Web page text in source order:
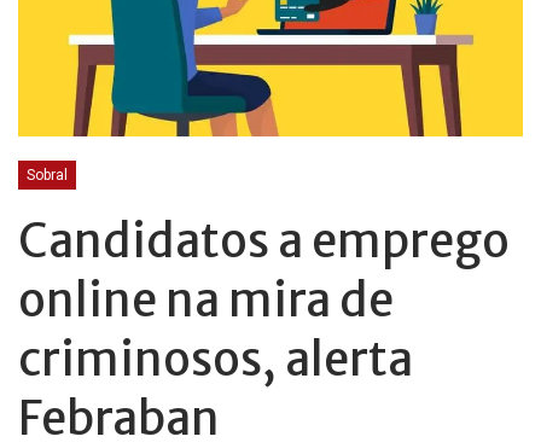
Sobral
Candidatos a emprego
online na mira de
criminosos, alerta
Febraban